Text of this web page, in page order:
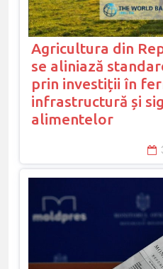
Agricultura din
se aliniază
prin investiții în
infrastructură și
alimentelor